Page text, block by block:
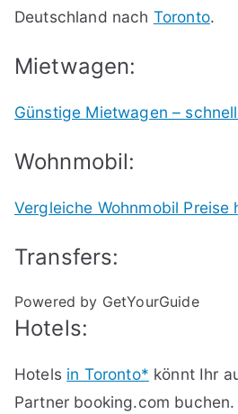
Deutschland nach Toronto.
Mietwagen:
Günstige Mietwagen –
Wohnmobil:
Vergleiche Wohnmobil Preise
Transfers:
Powered by GetYourGuide
Hotels:
Hotels in Toronto* könnt Ihr
Partner booking.com buchen.